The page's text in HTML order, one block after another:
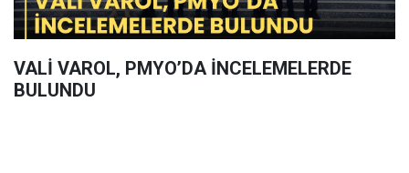
VALİ VAROL, PMYO’DA İNCELEMELERDE
BULUNDU